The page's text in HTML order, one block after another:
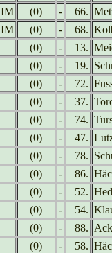
IM (0) - 66.
IM (0) - 68.
(0) - 13.
(0) - 19.
(0) - 72.
(0) - 37.
(0) - 74.
(0) - 47.
(0) - 78.
(0) - 86.
(0) - 52.
(0) - 54.
(0) - 88.
(0) - 58.